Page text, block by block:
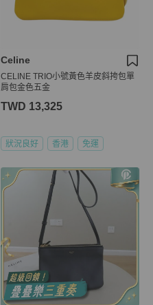
Celine
CELINE TRIO小號黃色羊皮斜挎包單
肩包金色五金
TWD 13,325
狀況良好 香港 免運